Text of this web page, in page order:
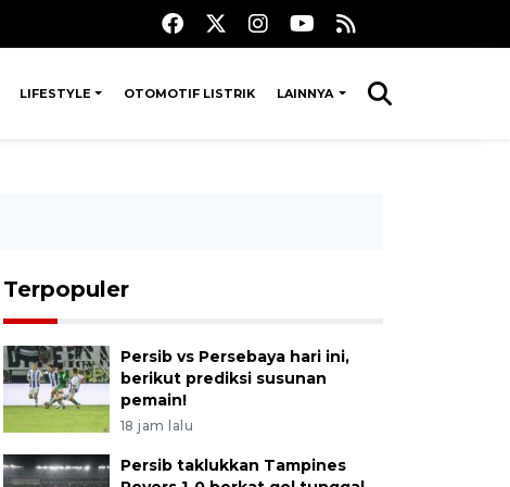
LIFESTYLE OTOMOTIF LISTRIK LAINNYA
Terpopuler
Persib vs Persebaya hari ini,
berikut prediksi susunan
pemain!
18 jam lalu
Persib taklukkan Tampines